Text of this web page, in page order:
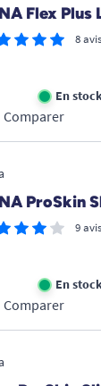
Flex Plus
8 avis
En
Comparer
ProSkin
9 avis
En
Comparer